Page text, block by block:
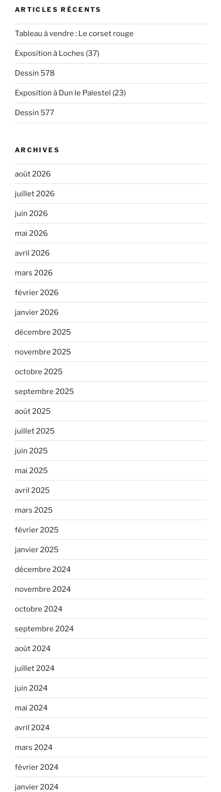
ARTICLES RÉCENTS
Tableau à vendre : Le corset rouge
Exposition à Loches (37)
Dessin 578
Exposition à Dun le Palestel (23)
Dessin 577
ARCHIVES
août 2026
juillet 2026
juin 2026
mai 2026
avril 2026
mars 2026
février 2026
janvier 2026
décembre 2025
novembre 2025
octobre 2025
septembre 2025
août 2025
juillet 2025
juin 2025
mai 2025
avril 2025
mars 2025
février 2025
janvier 2025
décembre 2024
novembre 2024
octobre 2024
septembre 2024
août 2024
juillet 2024
juin 2024
mai 2024
avril 2024
mars 2024
février 2024
janvier 2024